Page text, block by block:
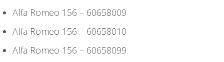
Alfa Romeo 156 – 60658009
Alfa Romeo 156 – 60658010
Alfa Romeo 156 – 60658099